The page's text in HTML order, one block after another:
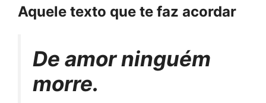
Aquele texto que te faz acordar
De amor ninguém
morre.